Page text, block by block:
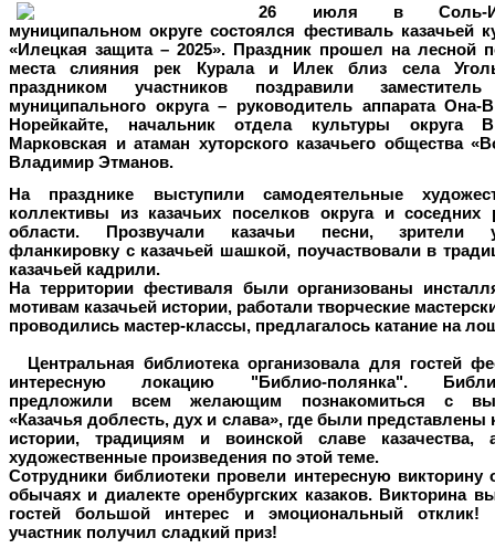
26 июля в Соль-
муниципальном округе состоялся фестиваль казачьей
«Илецкая защита – 2025». Праздник прошел на лесной
места слияния рек Курала и Илек близ села
праздником участников поздравили
муниципального округа – руководитель аппарата Она-
Норейкайте, начальник отдела культуры округа
Марковская и атаман хуторского казачьего общества
Владимир Этманов.
На празднике выступили самодеятельные
коллективы из казачьих поселков округа и соседних
области. Прозвучали казачьи песни, зрители
фланкировку с казачьей шашкой, поучаствовали в
казачьей кадрили.
На территории фестиваля были организованы
мотивам казачьей истории, работали творческие
проводились мастер-классы, предлагалось катание на
Центральная библиотека организовала для гостей
интересную локацию "Библио-полянка".
предложили всем желающим познакомиться с
«Казачья доблесть, дух и слава», где были представлены
истории, традициям и воинской славе казачества,
художественные произведения по этой теме.
Сотрудники библиотеки провели интересную викторину
обычаях и диалекте оренбургских казаков. Викторина
гостей большой интерес и эмоциональный отклик!
участник получил сладкий приз!